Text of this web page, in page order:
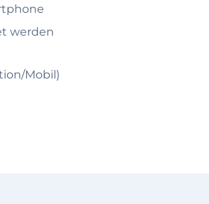
werden
Mobil)